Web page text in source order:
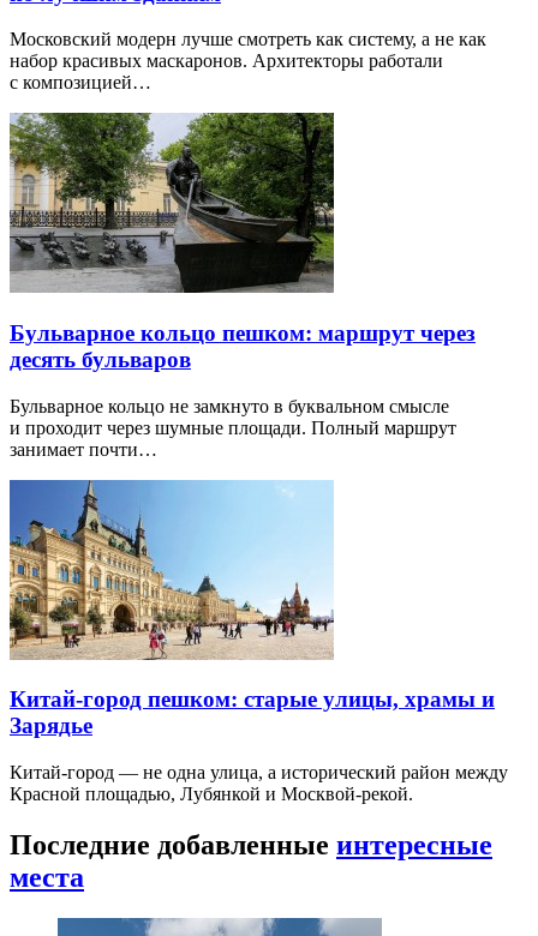
Московский модерн лучше смотреть как систему, а не как
набор красивых маскаронов. Архитекторы работали
с композицией…
Бульварное кольцо пешком: маршрут через
десять бульваров
Бульварное кольцо не замкнуто в буквальном смысле
и проходит через шумные площади. Полный маршрут
занимает почти…
Китай-город пешком: старые улицы, храмы и
Зарядье
Китай-город — не одна улица, а исторический район между
Красной площадью, Лубянкой и Москвой-рекой.
Последние добавленные интересные
места